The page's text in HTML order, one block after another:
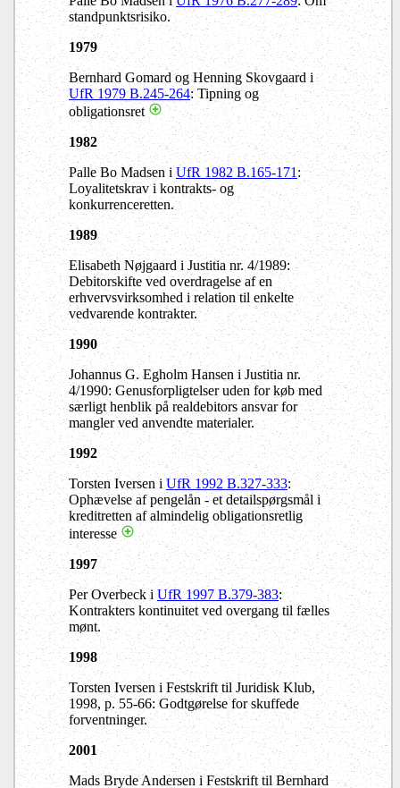
standpunktsrisiko.
1979
Bernhard Gomard og Henning Skovgaard i
UfR 1979 B.245-264: Tipning og
obligationsret
1982
Palle Bo Madsen iUfR 1982 B.165-171 :
Loyalitetskrav i kontrakts- og
konkurrenceretten.
1989
Elisabeth Nøjgaard i Justitia nr. 4/1989:
Debitorskifte ved overdragelse af en
erhvervsvirksomhed i relation til enkelte
vedvarende kontrakter.
1990
Johannus G. Egholm Hansen i Justitia nr.
4/1990: Genusforpligtelser uden for køb med
særligt henblik på realdebitors ansvar for
mangler ved anvendte materialer.
1992
Torsten Iversen i UfR 1992 B.327-333:
Ophævelse af pengelån - et detailspørgsmål i
kreditretten af almindelig obligationsretlig
interesse
1997
Per Overbeck iUfR 1997 B.379-383:
Kontrakters kontinuitet ved overgang til fælles
mønt.
1998
Torsten Iversen i Festskrift til Juridisk Klub,
1998, p. 55-66: Godtgørelse for skuffede
forventninger.
2001
Mads Bryde Andersen i Festskrift til Bernhard